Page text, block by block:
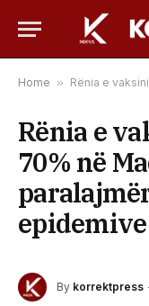
Home » Rënia e vaksinimit
Rënia e
70% në
epidemive
By korrektpress